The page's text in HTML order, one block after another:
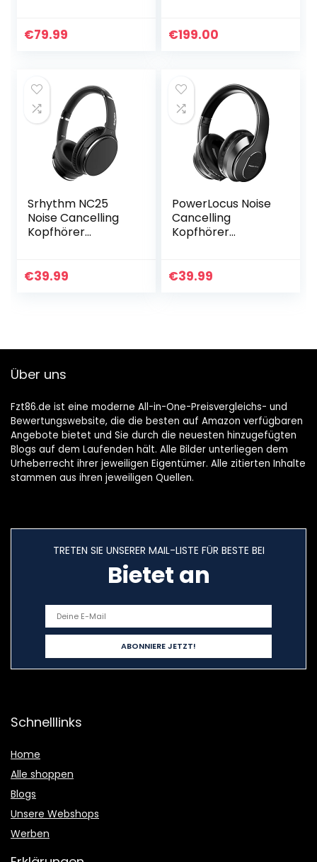
Geräuschisolierun
€79.99
ckung, integriertes
€199.00
Srhythm NC25
Noise Cancelling
Kopfhörer
s ANC Over Ear mit
€39.99
PowerLocus Noise
Cancelling
Kopfhörer
Kopfhörer Over-
€39.99
Über uns
Fzt86.de ist eine moderne All-in-One-Preisvergleichs- und
Bewertungswebsite, die die besten auf Amazon verfügbaren
Angebote bietet und Sie durch die neuesten hinzugefügten
Blogs auf dem Laufenden hält. Alle Bilder unterliegen dem
Urheberrecht ihrer jeweiligen Eigentümer. Alle zitierten Inhalte
stammen aus ihren jeweiligen Quellen.
TRETEN SIE UNSERER MAIL-LISTE FÜR BESTE BEI
Bietet an
Schnelllinks
Home
Alle shoppen
Blogs
Unsere Webshops
Werben